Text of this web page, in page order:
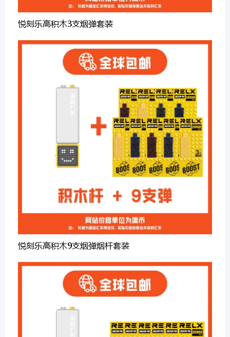
悦刻乐高积木3支烟弹套装
悦刻乐高积木9支烟弹烟杆套装